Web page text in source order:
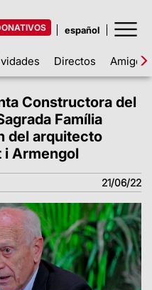
Directos Amigos
Constructora del
Família
del arquitecto
i Armengol
21/06/22